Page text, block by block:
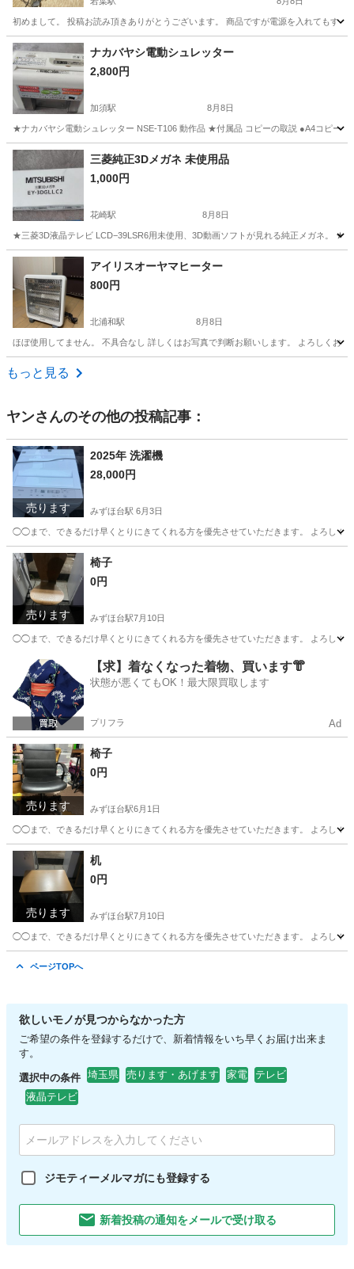
初めまして。 投稿お読み頂きありがとうございます。 商品ですが電源を入れてもす
埼玉 坂戸市 若葉駅 テレビ
ナカバヤシ電動シュレッター
2,800円
加須駅 8月8日
★ナカバヤシ電動シュレッター NSE-T106 動作品 ★付属品 コピーの取説 ●A4コピー
埼玉 加須市 加須駅 電話、ＦＡＸ
三菱純正3Dメガネ 未使用品
1,000円
花崎駅 8月8日
★三菱3D液晶テレビ LCD−39LSR6用未使用、3D動画ソフトが見れる純正メガネ。
埼玉 加須市 花崎駅 テレビ
アイリスオーヤマヒーター
800円
北浦和駅 8月8日
ほぼ使用してません。 不具合なし 詳しくはお写真で判断お願いします。 よろしくお願
埼玉 さいたま市
もっと見る
ヤンさんのその他の投稿記事：
売ります
2025年 洗濯機
28,000円
みずほ台駅 6月3日
◯◯まで、できるだけ早くとりにきてくれる方を優先させていただきます。 よろしく
埼玉 富士見市 みずほ台駅
売ります
椅子
0円
みずほ台駅7月10日
◯◯まで、できるだけ早くとりにきてくれる方を優先させていただきます。 よろしく
埼玉 富士見市 みずほ台駅 椅子
【求】着なくなった着物、買います👘
状態が悪くてもOK！最大限買取します
プリフラ Ad
売ります
椅子
0円
みずほ台駅6月1日
◯◯まで、できるだけ早くとりにきてくれる方を優先させていただきます。 よろしく
埼玉 富士見市
売ります
机
0円
みずほ台駅7月10日
◯◯まで、できるだけ早くとりにきてくれる方を優先させていただきます。 よろしく
ページTOPへ
欲しいモノが見つからなかった方
ご希望の条件を登録するだけで、新着情報をいち早くお届け出来ま
す。
選択中の条件 埼玉県 売ります・あげます 家電
テレビ
液晶テレビ
ジモティーメルマガにも登録する
新着投稿の通知をメールで受け取る